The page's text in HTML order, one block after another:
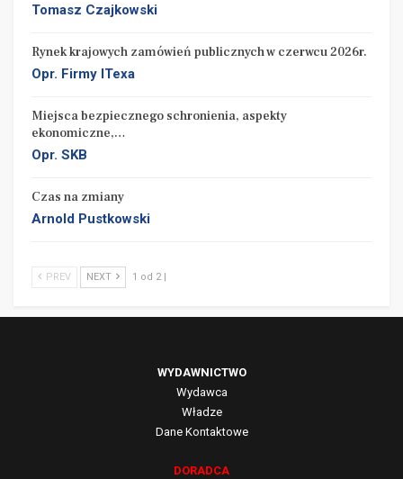
Tomasz Czajkowski
Rynek krajowych zamówień publicznych w czerwcu 2026r.
Opr. Firmy ITexa
Miejsca bezpiecznego schronienia, aspekty
ekonomiczne,…
Opr. SKB
Czas na zmiany
Arnold Pustkowski
PREV NEXT 1 od 2 |
WYDAWNICTWO
Wydawca
Władze
Dane Kontaktowe
DORADCA